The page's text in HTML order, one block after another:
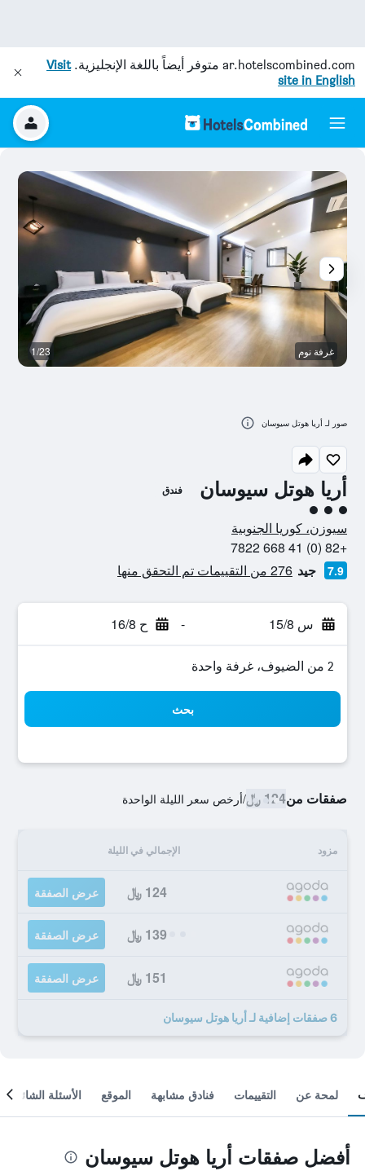
ar.hotelscombined.com متوفر أيضاً باللغة الإنجليزية.Visit
site in English
أريا هوتل سيوسان فندق
تقييم فئة 3
سيوزن، كوريا الجنوبية
+82 (0) 41 668 7822
7.9 جيد 276 من التقييمات تم التحقق منها
س 15/8 - ح 16/8
2 من الضيوف، غرفة واحدة
بحث
صفقات من124 ﷼ /أرخص سعر الليلة الواحدة
مزود الإجمالي في الليلة
124 ﷼ عرض الصفقة
139 ﷼ عرض الصفقة
151 ﷼ عرض الصفقة
6 صفقات إضافية لـ أريا هوتل سيوسان
غرفة نوم 1/23
صور لـ أريا هوتل سيوسان
لمحة عن التقييمات فنادق مشابهة الموقع الأسئلة الشائعة
أفضل صفقات أريا هوتل سيوسان